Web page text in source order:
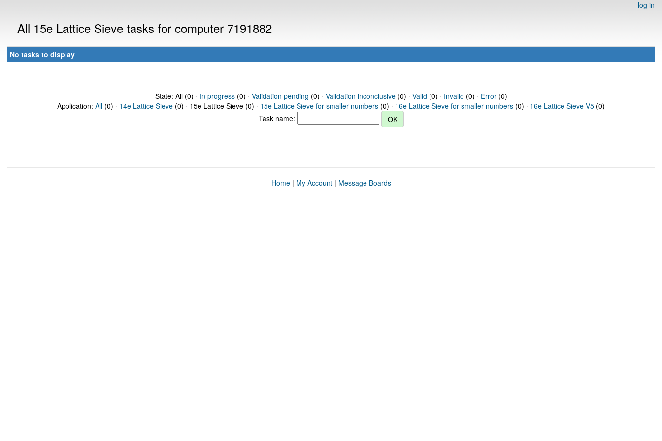
log in
All 15e Lattice Sieve tasks for computer 7191882
No tasks to display
State: All (0) · In progress(0) · Validation pending (0) · Validation inconclusive(0) · Valid (0) · Invalid (0) · Error(0)
Application: All (0) · 14e Lattice Sieve (0) · 15e Lattice Sieve (0) · 15e Lattice Sieve for smaller numbers (0) · 16e Lattice Sieve for smaller numbers (0) · 16e Lattice Sieve V5 (0)
Task name:
Home| My Account| Message Boards